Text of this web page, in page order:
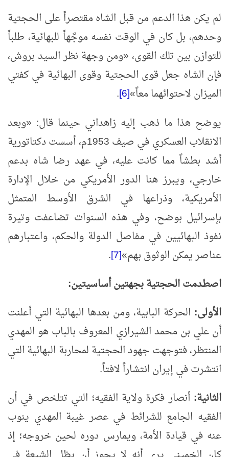
لم يكن هذا الدعم من قبل الشاه مقتصراً على الحجتية
وحدهم، بل كان في الوقت نفسه موجَّهاً للبهائية، طلباً
للتوازن بين تلك القوى، «ومن وجهة نظر السيد بروش،
فإن الشاه جعل قوى الحجتية وقوى البهائية في كفتي
الميزان لاحتوائهما معاً»
[6]
.
يوضح هذا ما ذهب إليه زاهداني حينما قال: «وبعد
الانقلاب العسكري في صيف 1953م، أسست دكتاتورية
أشد بطشاً مما كانت عليه، في عهد رضا شاه بدعم
خارجي، ويبرز هنا الدور الأمريكي من خلال الإدارة
الأمريكية، وذراعها في الشرق الأوسط المتمثل
بإسرائيل بوضح، وفي هذه السنوات تضاعفت وتيرة
نفوذ البهائيين في مفاصل الدولة والحكم، واعتبارهم
عناصر يمكن الوثوق بهم»
[7]
.
اصطدمت الحجتية بجهتين أساسيتين:
الأولى: الحركة البابية، ومن بعدها البهائية التي أعلنت
أن علي بن محمد الشيرازي المعروف بالباب هو المهدي
المنتظر، فتوجهت جهود الحجتية لمحاربة البهائية التي
انتشرت في إيران انتشاراً لافتاً.
الثانية: أنصار فكرة ولاية الفقيه؛ التي تتلخص في أن
الفقيه الجامع للشرائط في عصر غيبة المهدي ينوب
عنه في قيادة الأمة، ويمارس دوره لحين خروجه؛ إذ